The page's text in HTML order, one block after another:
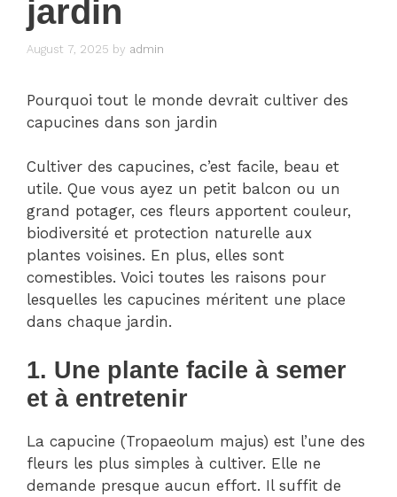
jardin
August 7, 2025 by admin
Pourquoi tout le monde devrait cultiver des
capucines dans son jardin
Cultiver des capucines, c’est facile, beau et
utile. Que vous ayez un petit balcon ou un
grand potager, ces fleurs apportent couleur,
biodiversité et protection naturelle aux
plantes voisines. En plus, elles sont
comestibles. Voici toutes les raisons pour
lesquelles les capucines méritent une place
dans chaque jardin.
1. Une plante facile à semer
et à entretenir
La capucine (Tropaeolum majus) est l’une des
fleurs les plus simples à cultiver. Elle ne
demande presque aucun effort. Il suffit de